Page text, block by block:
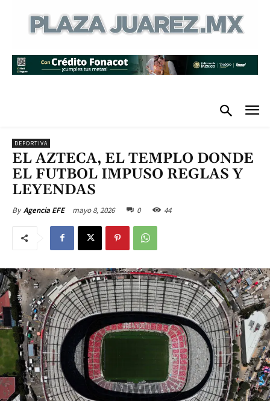
DEPORTIVA
EL AZTECA, EL TEMPLO DONDE
EL FUTBOL IMPUSO REGLAS Y
LEYENDAS
By Agencia EFE mayo 8, 2026 0 44